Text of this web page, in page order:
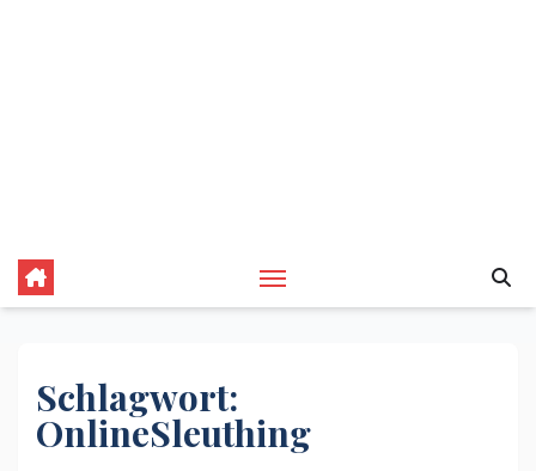
Schlagwort:
OnlineSleuthing